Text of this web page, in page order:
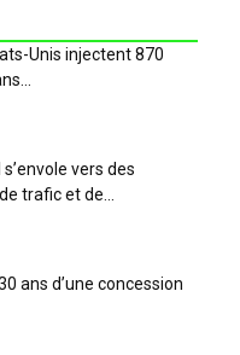
Unis injectent 870
s’envole vers des
trafic et de...
ans d’une concession